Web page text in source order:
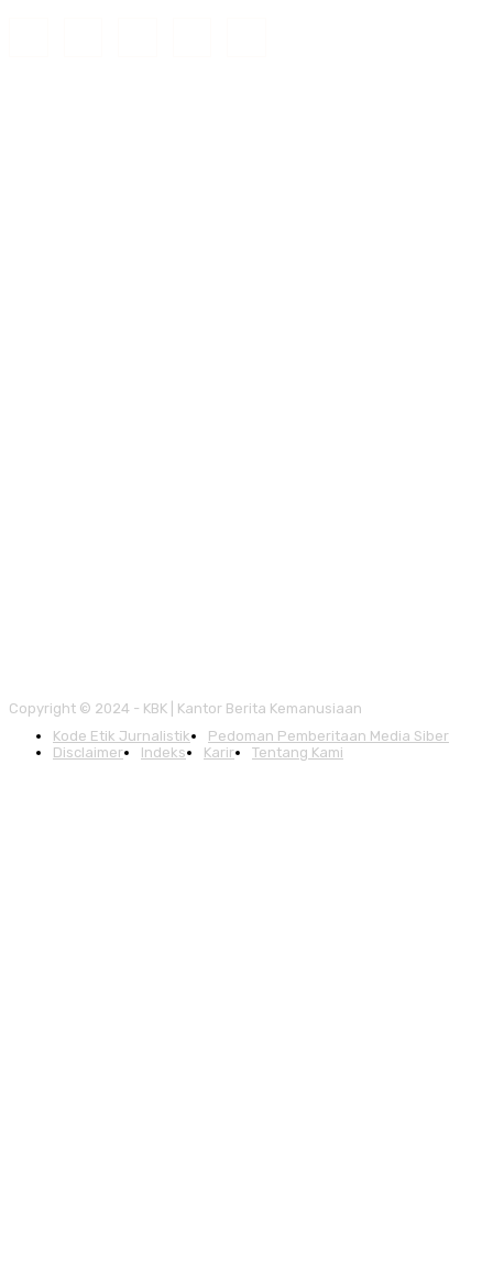
Copyright © 2024 - KBK | Kantor Berita Kemanusiaan
Kode Etik Jurnalistik
Pedoman Pemberitaan Media Siber
Disclaimer
Indeks Karir Tentang Kami